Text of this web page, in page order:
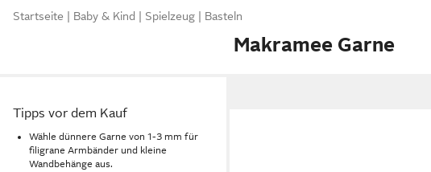
Startseite Baby & Kind Spielzeug Basteln
Makramee Garne
Tipps vor dem Kauf
Wähle dünnere Garne von 1-3 mm für
filigrane Armbänder und kleine
Wandbehänge aus.